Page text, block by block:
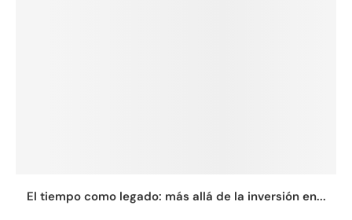
El tiempo como legado: más allá de la inversión en...